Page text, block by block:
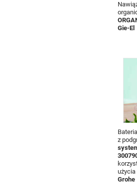
Gie-El
z
użycia
Grohe